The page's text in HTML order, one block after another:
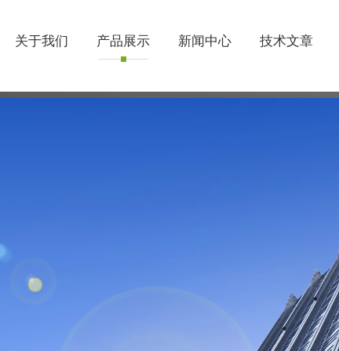
关于我们 产品展示 新闻中心 技术文章